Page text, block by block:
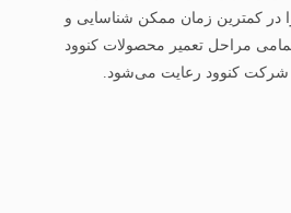
در کمترین زمان ممکن شناسایی و
مراحل تعمیر محصولات کنوود
شرکت کنوود رعایت می‌شود.